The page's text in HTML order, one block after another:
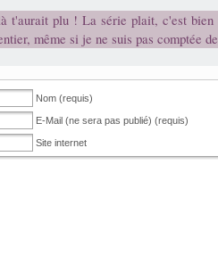
t'aurait plu ! La série plait, c'est
même si je ne suis pas comptée
Nom (requis)
E-Mail (ne sera pas publié) (requis)
Site internet